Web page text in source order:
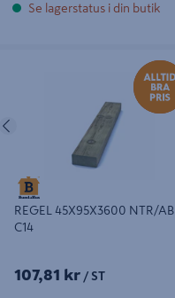
Se lagerstatus i din butik
REGEL 45X95X3600 NTR/AB
C14
107,81 kr / ST